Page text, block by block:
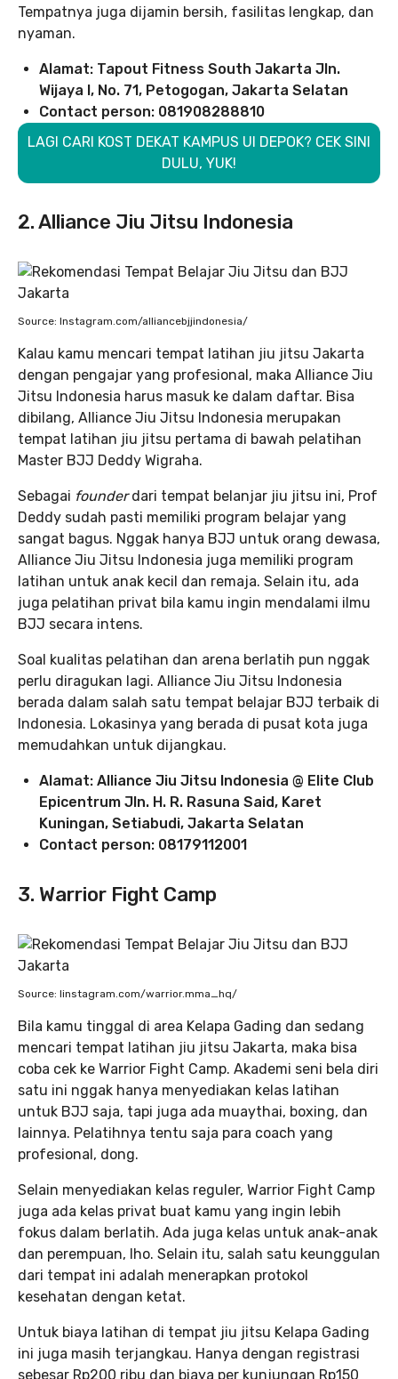
Tempatnya juga dijamin bersih, fasilitas lengkap, dan
nyaman.
Alamat: Tapout Fitness South Jakarta Jln.
Wijaya I, No. 71, Petogogan, Jakarta Selatan
Contact person: 081908288810
LAGI CARI KOST DEKAT KAMPUS UI DEPOK? CEK SINI
DULU, YUK!
2. Alliance Jiu Jitsu Indonesia
Source: Instagram.com/alliancebjjindonesia/
Kalau kamu mencari tempat latihan jiu jitsu Jakarta
dengan pengajar yang profesional, maka Alliance Jiu
Jitsu Indonesia harus masuk ke dalam daftar. Bisa
dibilang, Alliance Jiu Jitsu Indonesia merupakan
tempat latihan jiu jitsu pertama di bawah pelatihan
Master BJJ Deddy Wigraha.
Sebagai founderdari tempat belanjar jiu jitsu ini, Prof
Deddy sudah pasti memiliki program belajar yang
sangat bagus. Nggak hanya BJJ untuk orang dewasa,
Alliance Jiu Jitsu Indonesia juga memiliki program
latihan untuk anak kecil dan remaja. Selain itu, ada
juga pelatihan privat bila kamu ingin mendalami ilmu
BJJ secara intens.
Soal kualitas pelatihan dan arena berlatih pun nggak
perlu diragukan lagi. Alliance Jiu Jitsu Indonesia
berada dalam salah satu tempat belajar BJJ terbaik di
Indonesia. Lokasinya yang berada di pusat kota juga
memudahkan untuk dijangkau.
Alamat: Alliance Jiu Jitsu Indonesia @ Elite Club
Epicentrum Jln. H. R. Rasuna Said, Karet
Kuningan, Setiabudi, Jakarta Selatan
Contact person: 08179112001
3. Warrior Fight Camp
Source: Iinstagram.com/warrior.mma_hq/
Bila kamu tinggal di area Kelapa Gading dan sedang
mencari tempat latihan jiu jitsu Jakarta, maka bisa
coba cek ke Warrior Fight Camp. Akademi seni bela diri
satu ini nggak hanya menyediakan kelas latihan
untuk BJJ saja, tapi juga ada muaythai, boxing, dan
lainnya. Pelatihnya tentu saja para coach yang
profesional, dong.
Selain menyediakan kelas reguler, Warrior Fight Camp
juga ada kelas privat buat kamu yang ingin lebih
fokus dalam berlatih. Ada juga kelas untuk anak-anak
dan perempuan, lho. Selain itu, salah satu keunggulan
dari tempat ini adalah menerapkan protokol
kesehatan dengan ketat.
Untuk biaya latihan di tempat jiu jitsu Kelapa Gading
ini juga masih terjangkau. Hanya dengan registrasi
sebesar Rp200 ribu dan biaya per kunjungan Rp150